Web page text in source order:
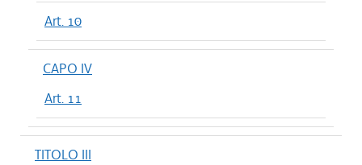
Art. 10
CAPO IV
Art. 11
TITOLO III